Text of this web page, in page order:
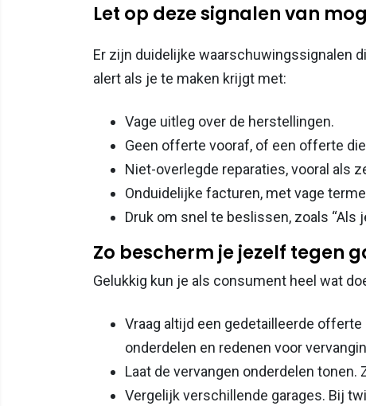
Let op deze signalen van
Er zijn duidelijke waarschuwingssignalen
alert als je te maken krijgt met:
Vage uitleg over de herstellingen.
Geen offerte vooraf, of een offerte
Niet-overlegde reparaties, vooral als
Onduidelijke facturen, met vage
Druk om snel te beslissen, zoals “Als
Zo bescherm je jezelf tegen
Gelukkig kun je als consument heel wat
Vraag altijd een gedetailleerde
onderdelen en redenen voor
Laat de vervangen onderdelen
Vergelijk verschillende garages. Bij